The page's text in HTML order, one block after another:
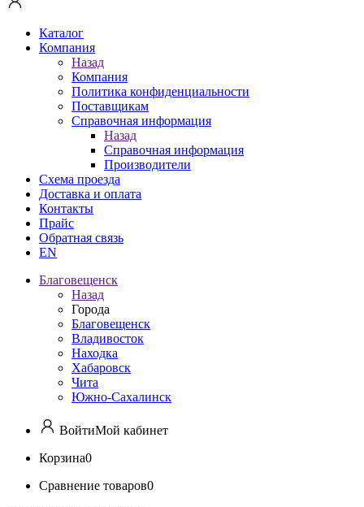
Каталог
Компания
Назад
Компания
Политика конфиденциальности
Поставщикам
Справочная информация
Назад
Справочная информация
Производители
Схема проезда
Доставка и оплата
Контакты
Прайс
Обратная связь
EN
Благовещенск
Назад
Города
Благовещенск
Владивосток
Находка
Хабаровск
Чита
Южно-Сахалинск
ВойтиМой кабинет
Корзина0
Сравнение товаров0